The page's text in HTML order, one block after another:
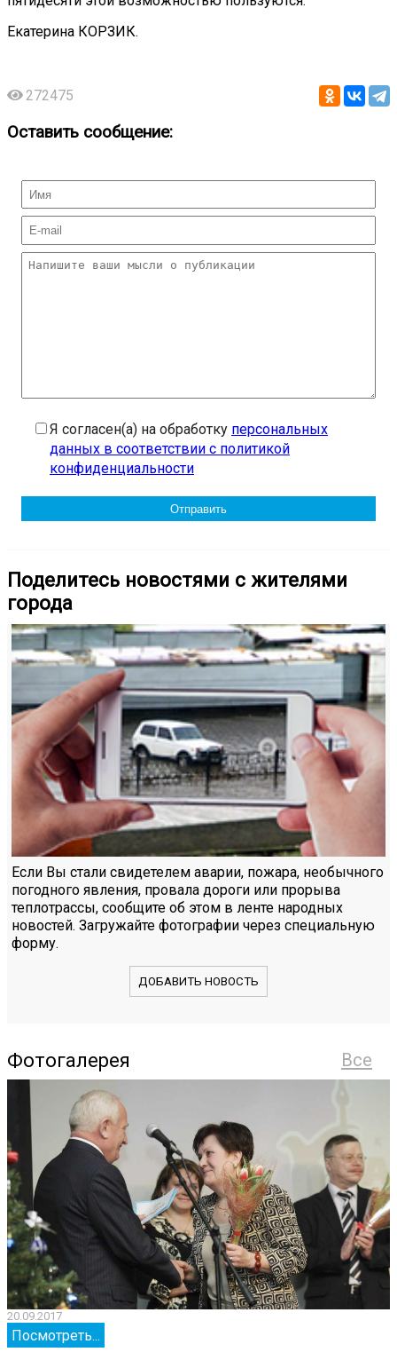
Екатерина КОРЗИК.
272475
Оставить сообщение:
Я согласен(а) на обработку персональных
данных в соответствии с политикой
конфиденциальности
Поделитесь новостями с жителями
города
Если Вы стали свидетелем аварии, пожара, необычного
погодного явления, провала дороги или прорыва
теплотрассы, сообщите об этом в ленте народных
новостей. Загружайте фотографии через специальную
форму.
ДОБАВИТЬ НОВОСТЬ
Все
Фотогалерея
20.09.2017
Посмотреть...